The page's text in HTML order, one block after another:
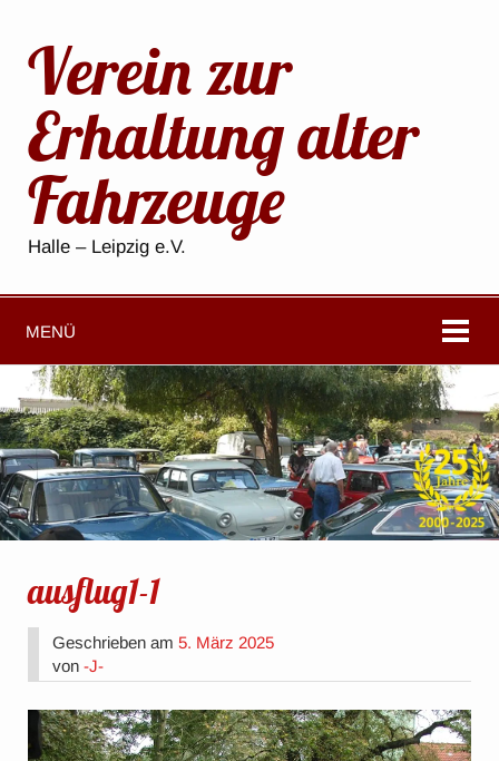
Verein zur
Erhaltung alter
Fahrzeuge
Halle – Leipzig e.V.
MENÜ
ausflug1-1
Geschrieben am5. März 2025
von-J-